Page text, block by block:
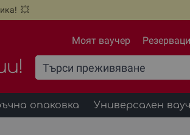
💥
Моят ваучер
опаковка Универсален